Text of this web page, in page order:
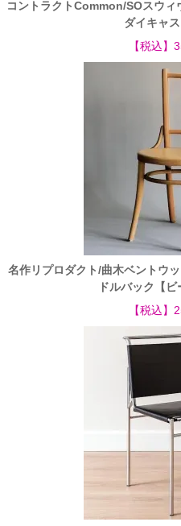
コントラクトCommon/SOスウ
ダイキャス
【税込】
名作リプロダクト/曲木ベントウ
ドルバック【ビ
【税込】